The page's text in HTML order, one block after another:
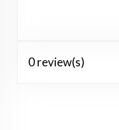
0 review(s)